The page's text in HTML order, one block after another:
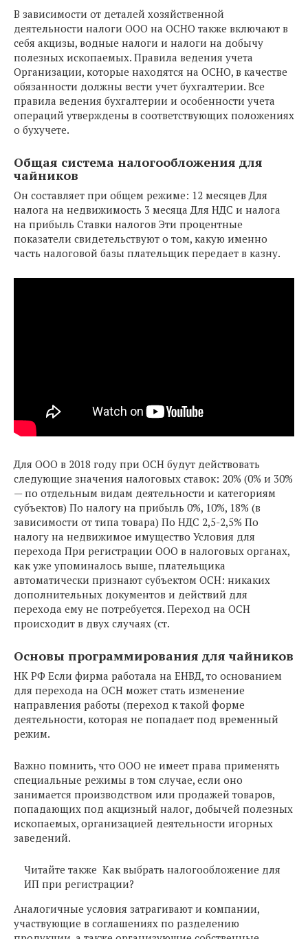
В зависимости от деталей хозяйственной
деятельности налоги ООО на ОСНО также включают в
себя акцизы, водные налоги и налоги на добычу
полезных ископаемых. Правила ведения учета
Организации, которые находятся на ОСНО, в качестве
обязанности должны вести учет бухгалтерии. Все
правила ведения бухгалтерии и особенности учета
операций утверждены в соответствующих положениях
о бухучете.
Общая система налогообложения для
чайников
Он составляет при общем режиме: 12 месяцев Для
налога на недвижимость 3 месяца Для НДС и налога
на прибыль Ставки налогов Эти процентные
показатели свидетельствуют о том, какую именно
часть налоговой базы плательщик передает в казну.
Для ООО в 2018 году при ОСН будут действовать
следующие значения налоговых ставок: 20% (0% и 30%
— по отдельным видам деятельности и категориям
субъектов) По налогу на прибыль 0%, 10%, 18% (в
зависимости от типа товара) По НДС 2,5-2,5% По
налогу на недвижимое имущество Условия для
перехода При регистрации ООО в налоговых органах,
как уже упоминалось выше, плательщика
автоматически признают субъектом ОСН: никаких
дополнительных документов и действий для
перехода ему не потребуется. Переход на ОСН
происходит в двух случаях (ст.
Основы программирования для чайников
НК РФ Если фирма работала на ЕНВД, то основанием
для перехода на ОСН может стать изменение
направления работы (переход к такой форме
деятельности, которая не попадает под временный
режим.
Важно помнить, что ООО не имеет права применять
специальные режимы в том случае, если оно
занимается производством или продажей товаров,
попадающих под акцизный налог, добычей полезных
ископаемых, организацией деятельности игорных
заведений.
Читайте также Как выбрать налогообложение для
ИП при регистрации?
Аналогичные условия затрагивают и компании,
участвующие в соглашениях по разделению